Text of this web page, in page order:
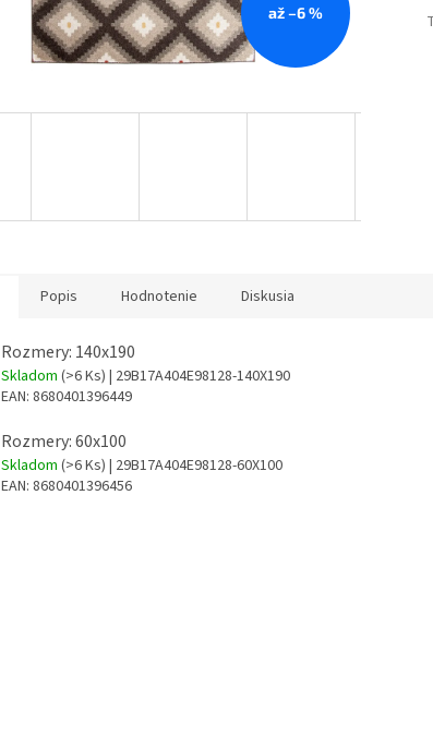
až –6 %
Popis Hodnotenie Diskusia
Rozmery: 140x190
Skladom (>6 Ks) | 29B17A404E98128-140X190
EAN: 8680401396449
Rozmery: 60x100
Skladom (>6 Ks) | 29B17A404E98128-60X100
EAN: 8680401396456